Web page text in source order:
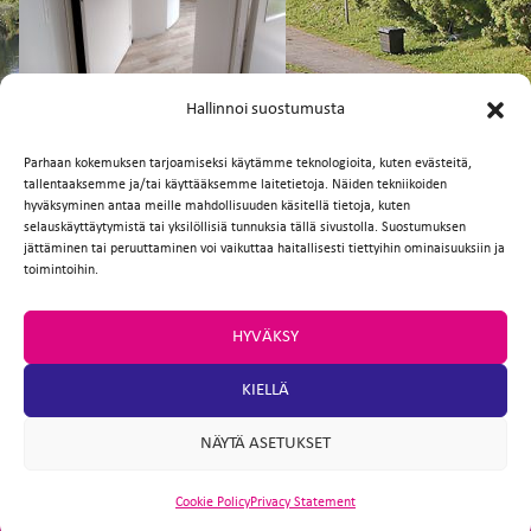
Hallinnoi suostumusta
Parhaan kokemuksen tarjoamiseksi käytämme teknologioita, kuten evästeitä,
tallentaaksemme ja/tai käyttääksemme laitetietoja. Näiden tekniikoiden
hyväksyminen antaa meille mahdollisuuden käsitellä tietoja, kuten
selauskäyttäytymistä tai yksilöllisiä tunnuksia tällä sivustolla. Suostumuksen
jättäminen tai peruuttaminen voi vaikuttaa haitallisesti tiettyihin ominaisuuksiin ja
toimintoihin.
HYVÄKSY
KIELLÄ
NÄYTÄ ASETUKSET
Cookie PolicyPrivacy Statement
Facebook
TwitterEmailWhatsApp